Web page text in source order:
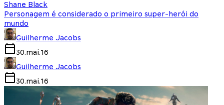
Shane Black
Personagem é considerado o primeiro super-herói do
mundo
Guilherme Jacobs
30.mai.16
Guilherme Jacobs
30.mai.16